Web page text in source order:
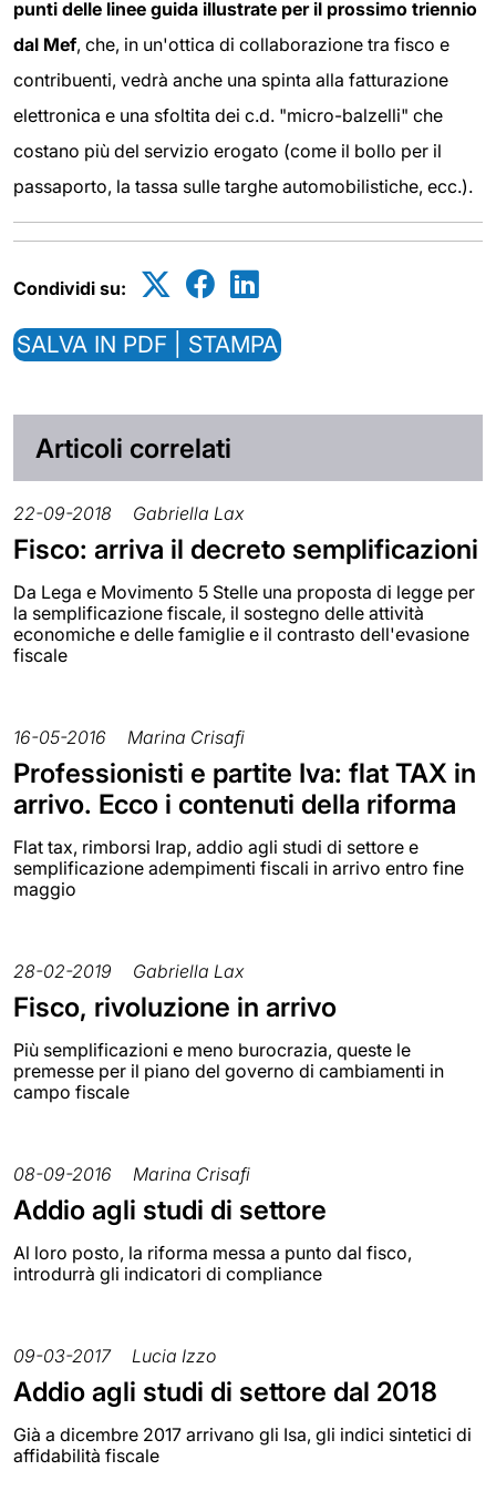
punti delle linee guida illustrate per il prossimo triennio
dal Mef, che, in un'ottica di collaborazione tra fisco e
contribuenti, vedrà anche una spinta alla fatturazione
elettronica e una sfoltita dei c.d. "micro-balzelli" che
costano più del servizio erogato (come il bollo per il
passaporto, la tassa sulle targhe automobilistiche, ecc.).
Condividi su:
SALVA IN PDF | STAMPA
Articoli correlati
22-09-2018 Gabriella Lax
Fisco: arriva il decreto semplificazioni
Da Lega e Movimento 5 Stelle una proposta di legge per
la semplificazione fiscale, il sostegno delle attività
economiche e delle famiglie e il contrasto dell'evasione
fiscale
16-05-2016 Marina Crisafi
Professionisti e partite Iva: flat TAX in
arrivo. Ecco i contenuti della riforma
Flat tax, rimborsi Irap, addio agli studi di settore e
semplificazione adempimenti fiscali in arrivo entro fine
maggio
28-02-2019 Gabriella Lax
Fisco, rivoluzione in arrivo
Più semplificazioni e meno burocrazia, queste le
premesse per il piano del governo di cambiamenti in
campo fiscale
08-09-2016 Marina Crisafi
Addio agli studi di settore
Al loro posto, la riforma messa a punto dal fisco,
introdurrà gli indicatori di compliance
09-03-2017 Lucia Izzo
Addio agli studi di settore dal 2018
Già a dicembre 2017 arrivano gli Isa, gli indici sintetici di
affidabilità fiscale